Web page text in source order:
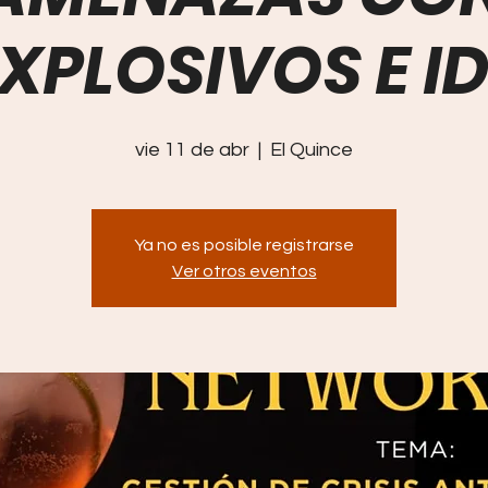
E
vie 11 de abr
  |
El Quince
Ya no es posible registrarse
Ver otros eventos